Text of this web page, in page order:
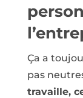
Ça a
pas
travaille,